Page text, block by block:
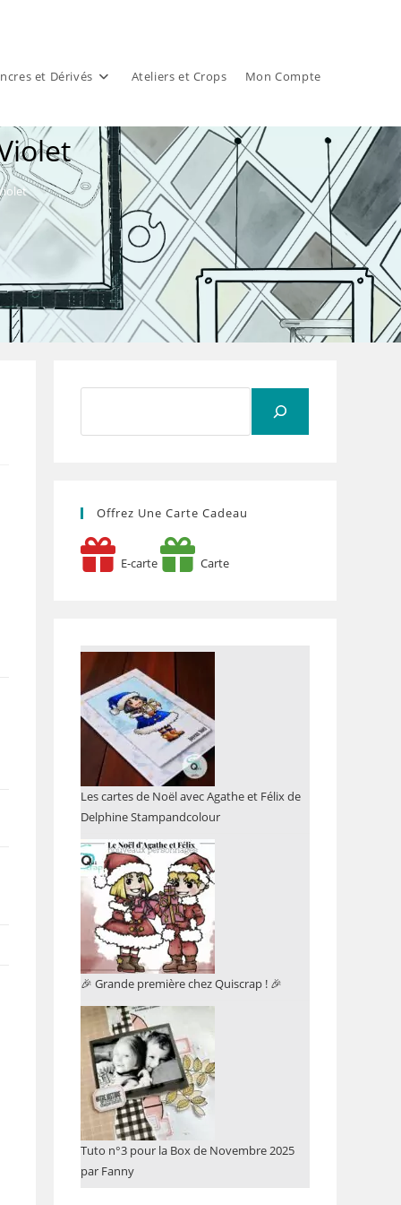
et Dérivés Ateliers et Crops Mon Compte
Offrez Une Carte Cadeau
E-carte Carte
Les cartes de Noël avec Agathe et Félix de
Delphine Stampandcolour
🎉 Grande première chez Quiscrap ! 🎉
Tuto n°3 pour la Box de Novembre 2025
par Fanny